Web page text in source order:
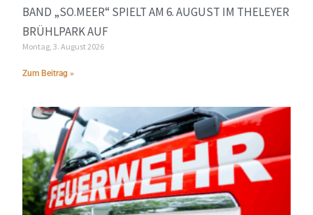
BAND „SO.MEER“ SPIELT AM 6. AUGUST IM THELEYER
BRÜHLPARK AUF
Montag, 3. August 2026
Zum Beitrag »